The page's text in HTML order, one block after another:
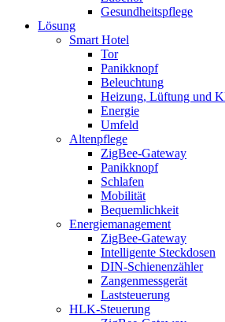
Gesundheitspflege
Lösung
Smart Hotel
Tor
Panikknopf
Beleuchtung
Heizung, Lüftung und
Energie
Umfeld
Altenpflege
ZigBee-Gateway
Panikknopf
Schlafen
Mobilität
Bequemlichkeit
Energiemanagement
ZigBee-Gateway
Intelligente Steckdosen
DIN-Schienenzähler
Zangenmessgerät
Laststeuerung
HLK-Steuerung